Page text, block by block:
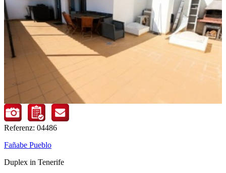
Referenz: 04486
Fañabe Pueblo
Duplex in Tenerife